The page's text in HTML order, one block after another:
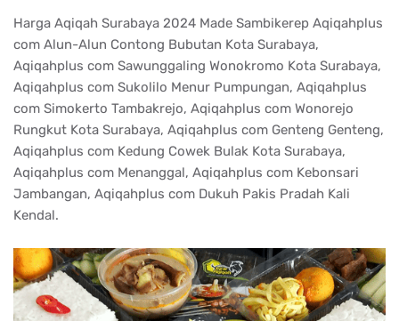
Harga Aqiqah Surabaya 2024 Made Sambikerep Aqiqahplus
com Alun-Alun Contong Bubutan Kota Surabaya,
Aqiqahplus com Sawunggaling Wonokromo Kota Surabaya,
Aqiqahplus com Sukolilo Menur Pumpungan, Aqiqahplus
com Simokerto Tambakrejo, Aqiqahplus com Wonorejo
Rungkut Kota Surabaya, Aqiqahplus com Genteng Genteng,
Aqiqahplus com Kedung Cowek Bulak Kota Surabaya,
Aqiqahplus com Menanggal, Aqiqahplus com Kebonsari
Jambangan, Aqiqahplus com Dukuh Pakis Pradah Kali
Kendal.